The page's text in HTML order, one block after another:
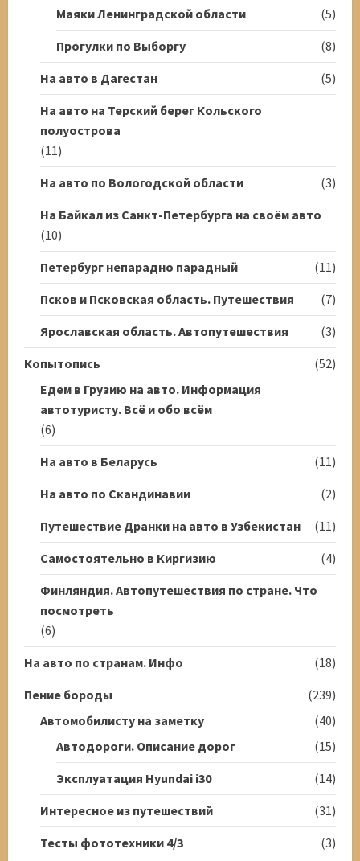
Маяки Ленинградской области
(5)
Прогулки по Выборгу
(8)
На авто в Дагестан
(5)
На авто на Терский берег Кольского
полуострова
(11)
На авто по Вологодской области
(3)
На Байкал из Санкт-Петербурга на своём авто
(10)
Петербург непарадно парадный
(11)
Псков и Псковская область. Путешествия
(7)
Ярославская область. Автопутешествия
(3)
Копытопись
(52)
Едем в Грузию на авто. Информация
автотуристу. Всё и обо всём
(6)
На авто в Беларусь
(11)
На авто по Скандинавии
(2)
Путешествие Дранки на авто в Узбекистан
(11)
Самостоятельно в Киргизию
(4)
Финляндия. Автопутешествия по стране. Что
посмотреть
(6)
На авто по странам. Инфо
(18)
Пение бороды
(239)
Автомобилисту на заметку
(40)
Автодороги. Описание дорог
(15)
Эксплуатация Hyundai i30
(14)
Интересное из путешествий
(31)
Тесты фототехники 4/3
(3)